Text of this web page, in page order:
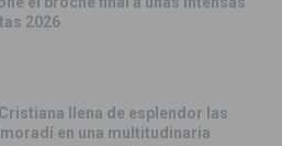
2026
llena de esplendor las
en una multitudinaria